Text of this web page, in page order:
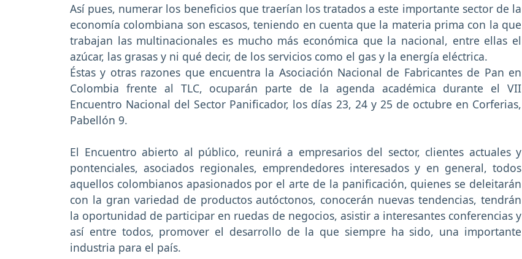
Así pues, numerar los beneficios que traerían los tratados a este importante sector de la
economía colombiana son escasos, teniendo en cuenta que la materia prima con la que
trabajan las multinacionales es mucho más económica que la nacional, entre ellas el
azúcar, las grasas y ni qué decir, de los servicios como el gas y la energía eléctrica.
Éstas y otras razones que encuentra la Asociación Nacional de Fabricantes de Pan en
Colombia frente al TLC, ocuparán parte de la agenda académica durante el VII
Encuentro Nacional del Sector Panificador, los días 23, 24 y 25 de octubre en Corferias,
Pabellón 9.
El Encuentro abierto al público, reunirá a empresarios del sector, clientes actuales y
pontenciales, asociados regionales, emprendedores interesados y en general, todos
aquellos colombianos apasionados por el arte de la panificación, quienes se deleitarán
con la gran variedad de productos autóctonos, conocerán nuevas tendencias, tendrán
la oportunidad de participar en ruedas de negocios, asistir a interesantes conferencias y
así entre todos, promover el desarrollo de la que siempre ha sido, una importante
industria para el país.